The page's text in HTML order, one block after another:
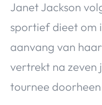
Food & Drinks Health
Janet Jackson
sportief dieet om
aanvang van
vertrekt na zeven
tournee